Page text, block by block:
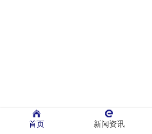
首页 新闻资讯